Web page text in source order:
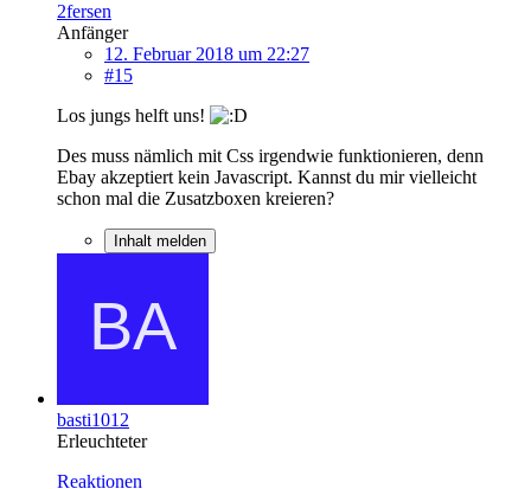
2fersen
Anfänger
12. Februar 2018 um 22:27
#15
Los jungs helft uns!
Des muss nämlich mit Css irgendwie funktionieren, denn
Ebay akzeptiert kein Javascript. Kannst du mir vielleicht
schon mal die Zusatzboxen kreieren?
Inhalt melden
basti1012
Erleuchteter
Reaktionen